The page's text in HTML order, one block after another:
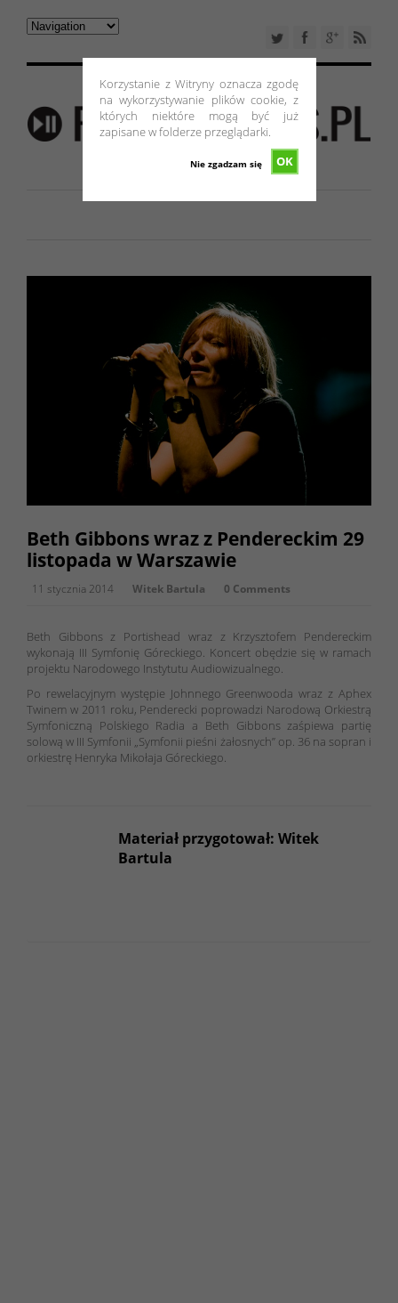
Korzystanie z Witryny oznacza zgodę
na wykorzystywanie plików cookie, z
których niektóre mogą być już
zapisane w folderze przeglądarki.
OK
Nie zgadzam się
Beth Gibbons wraz z Pendereckim 29
listopada w Warszawie
11 stycznia 2014 Witek Bartula 0 Comments
Beth Gibbons z Portishead wraz z Krzysztofem Pendereckim
wykonają III Symfonię Góreckiego. Koncert obędzie się w ramach
projektu Narodowego Instytutu Audiowizualnego.
Po rewelacyjnym występie Johnnego Greenwooda wraz z Aphex
Twinem w 2011 roku, Penderecki poprowadzi Narodową Orkiestrą
Symfoniczną Polskiego Radia a Beth Gibbons zaśpiewa partię
solową w III Symfonii „Symfonii pieśni żałosnych” op. 36 na sopran i
orkiestrę Henryka Mikołaja Góreckiego.
Materiał przygotował: Witek
Bartula